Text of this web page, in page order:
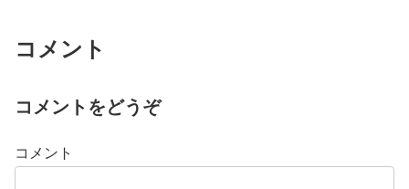
コメント
コメントをどうぞ
コメント